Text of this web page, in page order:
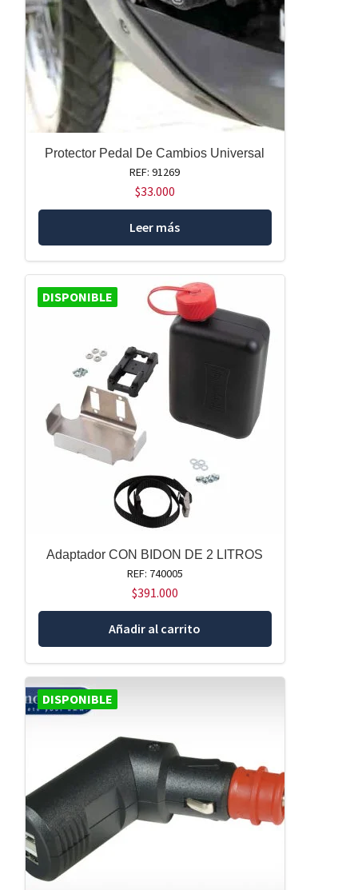
Protector Pedal De Cambios Universal
REF: 91269
$33.000
Leer más
DISPONIBLE
Adaptador CON BIDON DE 2 LITROS
REF: 740005
$391.000
Añadir al carrito
DISPONIBLE